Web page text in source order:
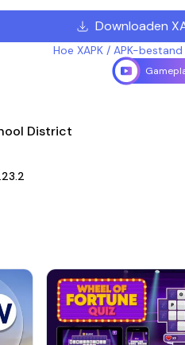
Downloaden
Hoe XAPK / APK-
District